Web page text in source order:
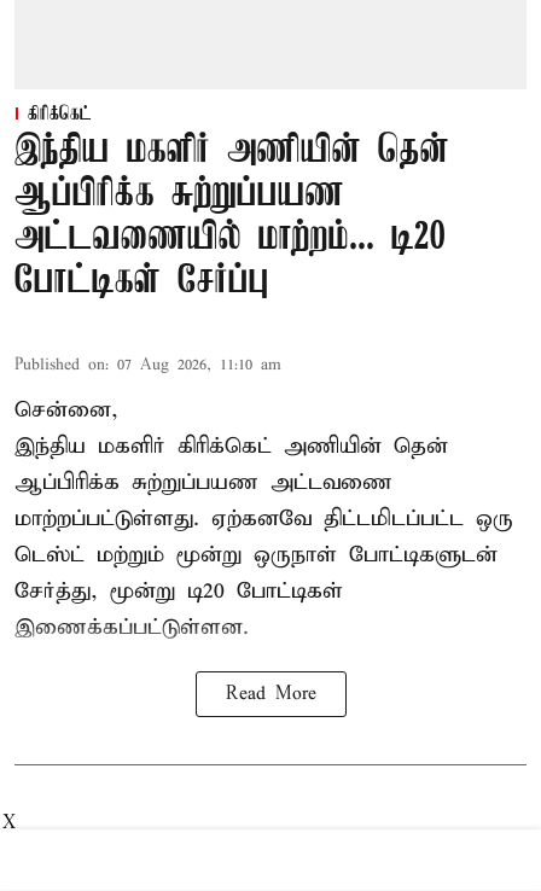
கிரிக்கெட்
இந்திய மகளிர் அணியின் தென்
ஆப்பிரிக்க சுற்றுப்பயண
அட்டவணையில் மாற்றம்... டி20
போட்டிகள் சேர்ப்பு
Published on: 07 Aug 2026, 11:10 am
சென்னை,
இந்திய மகளிர் கிரிக்கெட் அணியின் தென்
ஆப்பிரிக்க சுற்றுப்பயண அட்டவணை
மாற்றப்பட்டுள்ளது. ஏற்கனவே திட்டமிடப்பட்ட ஒரு
டெஸ்ட் மற்றும் மூன்று ஒருநாள் போட்டிகளுடன்
சேர்த்து, மூன்று டி20 போட்டிகள்
இணைக்கப்பட்டுள்ளன.
Read More
X